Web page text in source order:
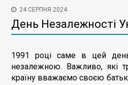
24 СЕРПНЯ 2024
День Незалежності
1991 році саме в цей
незалежною. Важливо, які
країну вважаємо своєю